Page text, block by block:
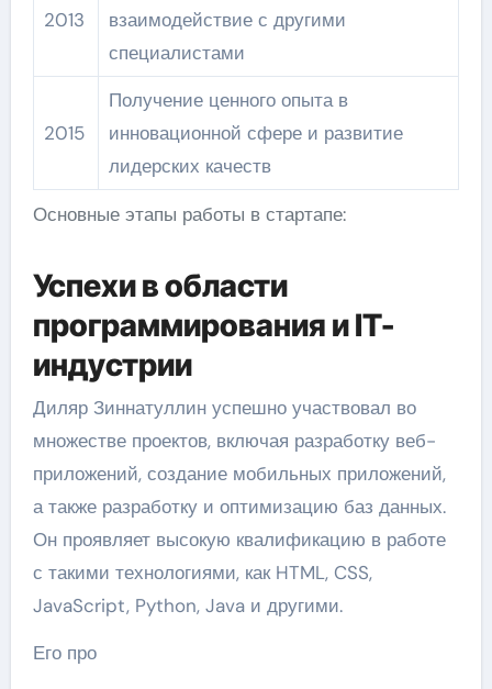
Основные этапы работы в стартапе:
2013
взаимодействие с другими
специалистами
2015
Получение ценного опыта в
инновационной сфере и развитие
лидерских качеств
Успехи в области
программирования и IT-
индустрии
Диляр Зиннатуллин успешно участвовал во
множестве проектов, включая разработку веб-
приложений, создание мобильных приложений,
а также разработку и оптимизацию баз данных.
Он проявляет высокую квалификацию в работе
с такими технологиями, как HTML, CSS,
JavaScript, Python, Java и другими.
Его про